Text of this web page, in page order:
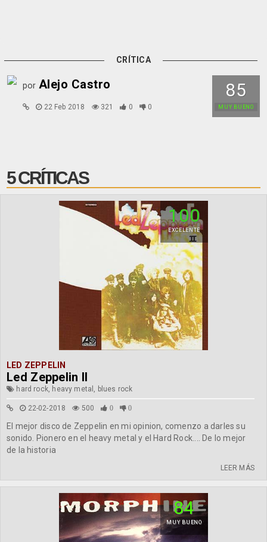
CRÍTICA
85
MUY BUENO
por Alejo Castro
22 Feb 2018 321 0 0
5 CRÍTICAS
100
EXCELENTE
LED ZEPPELIN
Led Zeppelin II
hard rock, heavy metal, blues rock
22-02-2018 500 0 0
El mejor disco de Zeppelin en mi opinion, comenzo a darles su
sonido. Pionero en el heavy metal y el Hard Rock.... De lo mejor
de la historia
LEER MÁS
84
MUY BUENO